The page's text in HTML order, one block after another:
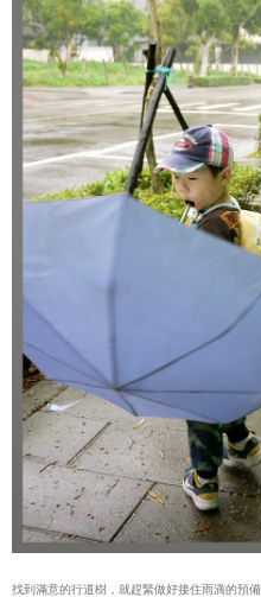
找到滿意的行道樹，就趕緊做好接住雨滴的預